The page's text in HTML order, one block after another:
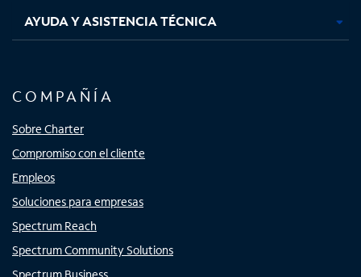
AYUDA Y ASISTENCIA TÉCNICA
COMPAÑÍA
Sobre Charter
Compromiso con el cliente
Empleos
Soluciones para empresas
Spectrum Reach
Spectrum Community Solutions